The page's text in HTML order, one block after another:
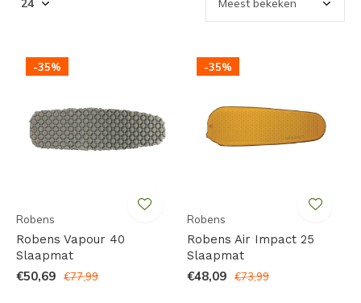
-35%
Robens
Robens Vapour 40
Slaapmat
€50,69 €77,99
-35%
Robens
Robens Air Impact 25
Slaapmat
€48,09 €73,99